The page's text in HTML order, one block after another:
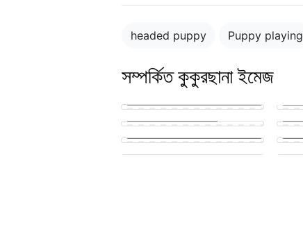
headed puppy Puppy playing
সম্পর্কিত কুকুরছানা ইমেজ
puppy in the park playing with
cute puppy getting his knot
Small golden puppy eagerly